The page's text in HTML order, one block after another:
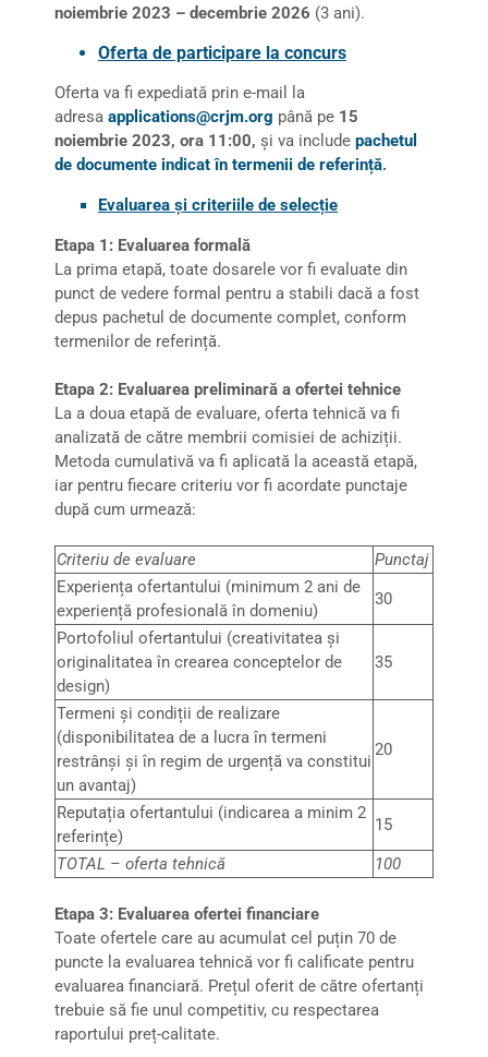
noiembrie 2023 – decembrie 2026 (3 ani).
Oferta de participare la concurs
Oferta va fi expediată prin e-mail la
adresa applications@crjm.org până pe 15
noiembrie 2023, ora 11:00, și va include pachetul
de documente indicat în termenii de referință.
Evaluarea și criteriile de selecție
Etapa 1: Evaluarea formală
La prima etapă, toate dosarele vor fi evaluate din
punct de vedere formal pentru a stabili dacă a fost
depus pachetul de documente complet, conform
termenilor de referință.
Etapa 2: Evaluarea preliminară a ofertei tehnice
La a doua etapă de evaluare, oferta tehnică va fi
analizată de către membrii comisiei de achiziții.
Metoda cumulativă va fi aplicată la această etapă,
iar pentru fiecare criteriu vor fi acordate punctaje
după cum urmează:
Criteriu de evaluare
Punctaj
Experiența ofertantului (minimum 2 ani de
experiență profesională în domeniu)
30
Portofoliul ofertantului (creativitatea și
originalitatea în crearea conceptelor de
design)
35
Termeni și condiții de realizare
(disponibilitatea de a lucra în termeni
restrânși și în regim de urgență va constitui
un avantaj)
20
Reputația ofertantului (indicarea a minim 2
referințe)
15
TOTAL – oferta tehnică
100
Etapa 3: Evaluarea ofertei financiare
Toate ofertele care au acumulat cel puțin 70 de
puncte la evaluarea tehnică vor fi calificate pentru
evaluarea financiară. Prețul oferit de către ofertanți
trebuie să fie unul competitiv, cu respectarea
raportului preț-calitate.